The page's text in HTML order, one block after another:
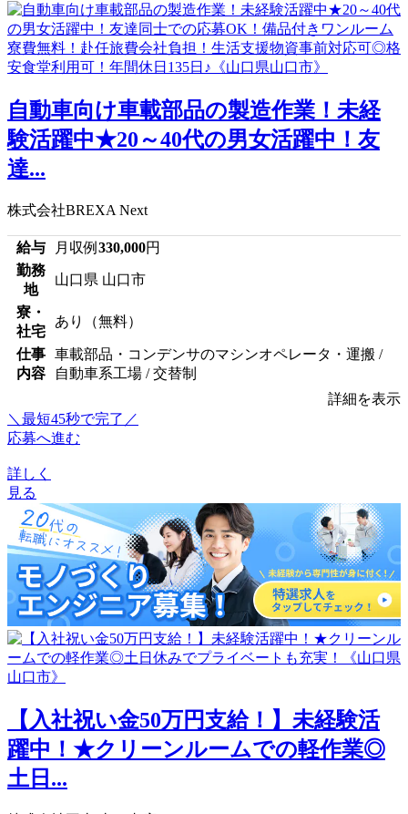
自動車向け車載部品の製造作業！未経
験活躍中★20～40代の男女活躍中！友
達...
株式会社BREXA Next
給与 月収例 330,000円
勤務
地
山口県 山口市
寮・
社宅
あり（無料）
仕事
内容
車載部品・コンデンサのマシンオペレータ・運搬 /
自動車系工場 / 交替制
詳細を表示
＼最短45秒で完了／
応募へ進む
詳しく
見る
【入社祝い金50万円支給！】未経験活
躍中！★クリーンルームでの軽作業◎
土日...